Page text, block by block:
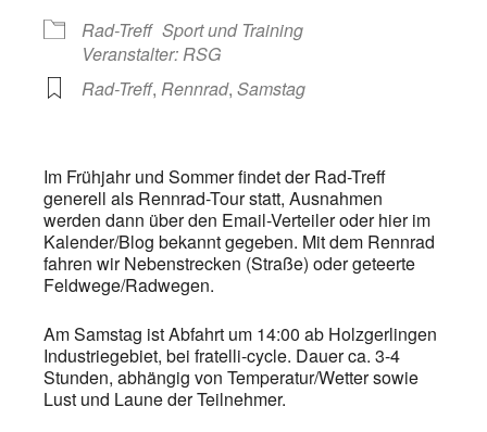
Rad-Treff Sport und Training
Veranstalter: RSG
Rad-Treff,Rennrad,Samstag
Im Frühjahr und Sommer findet der Rad-Treff
generell als Rennrad-Tour statt, Ausnahmen
werden dann über den Email-Verteiler oder hier im
Kalender/Blog bekannt gegeben. Mit dem Rennrad
fahren wir Nebenstrecken (Straße) oder geteerte
Feldwege/Radwegen.
Am Samstag ist Abfahrt um 14:00 ab Holzgerlingen
Industriegebiet, bei fratelli-cycle. Dauer ca. 3-4
Stunden, abhängig von Temperatur/Wetter sowie
Lust und Laune der Teilnehmer.